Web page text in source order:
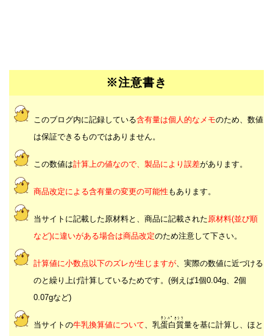
※注意書き
このブログ内に記録している含有量は個人的なメモのため、数値
は保証できるものではありません。
この数値は計算上の値なので、製品により誤差があります。
商品改定による含有量の変更の可能性 もあります。
当サイトに記載した原材料と、商品に記載された 原材料(並び順
など)に違いがある場合は商品改定のため注意して下さい。
計算値に小数点以下のズレが生じますが 、実際の数値に近づける
のと繰り上げ計算しているためです。(例えば1個0.04g、2個
0.07gなど)
当サイトの牛乳換算値について 、乳蛋白質
ﾀﾝﾊﾟｸｼﾂ
量を基に計算し、ほと